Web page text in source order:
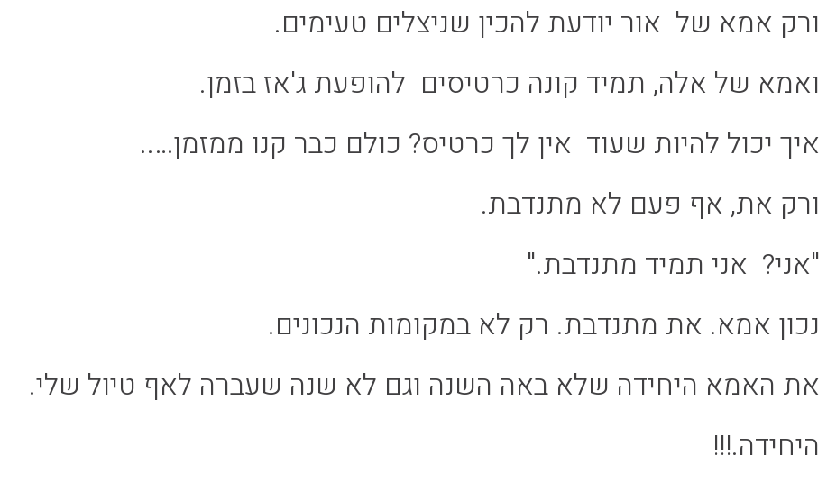
ורק אמא של אור יודעת להכין שניצלים טעימים.
ואמא של אלה, תמיד קונה כרטיסים להופעת ג'אז בזמן.
איך יכול להיות שעוד אין לך כרטיס? כולם כבר קנו ממזמן…..
ורק את, אף פעם לא מתנדבת.
"אני? אני תמיד מתנדבת."
נכון אמא. את מתנדבת. רק לא במקומות הנכונים.
את האמא היחידה שלא באה השנה וגם לא שנה שעברה לאף טיול שלי.
היחידה.!!!